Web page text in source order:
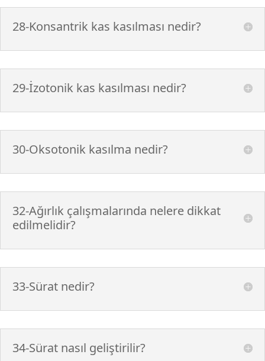
28-Konsantrik kas kasılması nedir?
29-İzotonik kas kasılması nedir?
30-Oksotonik kasılma nedir?
32-Ağırlık çalışmalarında nelere dikkat
edilmelidir?
33-Sürat nedir?
34-Sürat nasıl geliştirilir?